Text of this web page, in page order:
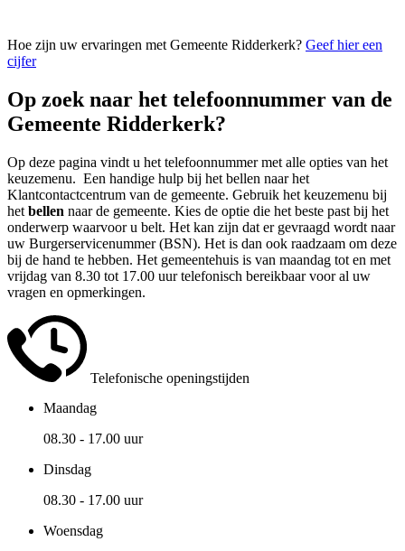
Hoe zijn uw ervaringen met Gemeente Ridderkerk? Geef hier een
cijfer
Op zoek naar het telefoonnummer van de
Gemeente Ridderkerk?
Op deze pagina vindt u het telefoonnummer met alle opties van het
keuzemenu. Een handige hulp bij het bellen naar het
Klantcontactcentrum van de gemeente. Gebruik het keuzemenu bij
het bellen naar de gemeente. Kies de optie die het beste past bij het
onderwerp waarvoor u belt. Het kan zijn dat er gevraagd wordt naar
uw Burgerservicenummer (BSN). Het is dan ook raadzaam om deze
bij de hand te hebben. Het gemeentehuis is van maandag tot en met
vrijdag van 8.30 tot 17.00 uur telefonisch bereikbaar voor al uw
vragen en opmerkingen.
Telefonische openingstijden
Maandag
08.30 - 17.00 uur
Dinsdag
08.30 - 17.00 uur
Woensdag